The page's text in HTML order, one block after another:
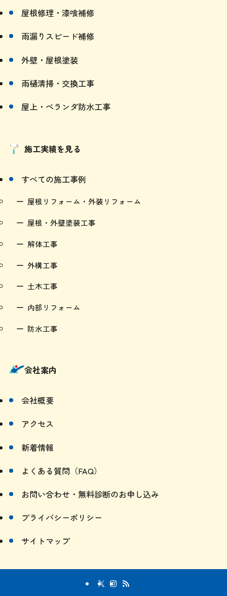
屋根修理・漆喰補修
雨漏りスピード補修
外壁・屋根塗装
雨樋清掃・交換工事
屋上・ベランダ防水工事
施工実績を見る
すべての施工事例
屋根リフォーム・外装リフォーム
屋根・外壁塗装工事
解体工事
外構工事
土木工事
内部リフォーム
防水工事
会社案内
会社概要
アクセス
新着情報
よくある質問（FAQ）
お問い合わせ・無料診断のお申し込み
プライバシーポリシー
サイトマップ